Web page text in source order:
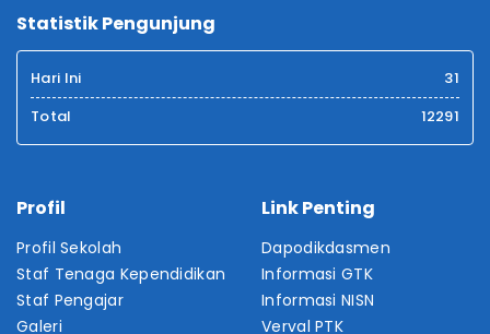
Statistik Pengunjung
Hari Ini
31
Total
12291
Profil
Profil Sekolah
Staf Tenaga Kependidikan
Staf Pengajar
Galeri
Link Penting
Dapodikdasmen
Informasi GTK
Informasi NISN
Verval PTK